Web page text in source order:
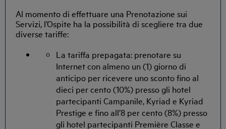
Al momento di effettuare una Prenotazione sui
Servizi, l’Ospite ha la possibilità di scegliere tra due
diverse tariffe:
La tariffa prepagata: prenotare su
Internet con almeno un (1) giorno di
anticipo per ricevere uno sconto fino al
dieci per cento (10%) presso gli hotel
partecipanti Campanile, Kyriad e Kyriad
Prestige e fino all’8 per cento (8%) presso
gli hotel partecipanti Première Classe e